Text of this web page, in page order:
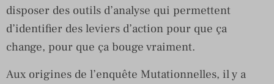
disposer des outils d’analyse qui permettent
d’identifier des leviers d’action pour que ça
change, pour que ça bouge vraiment.
Aux origines de l’enquête Mutationnelles, il y a